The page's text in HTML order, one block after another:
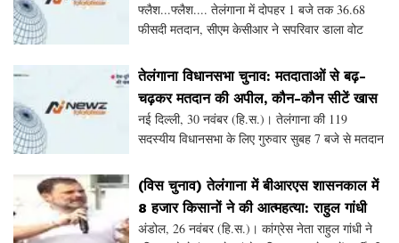
फ्लैश...फ्लैश.... तेलंगाना में दोपहर 1 बजे तक 36.68
फीसदी मतदान, सीएम केसीआर ने सपरिवार डाला वोट
तेलंगाना विधानसभा चुनाव: मतदाताओं से बढ़-
चढ़कर मतदान की अपील, कौन-कौन सीटें खास
नई दिल्ली, 30 नवंबर (हि.स.)। तेलंगाना की 119
सदस्यीय विधानसभा के लिए गुरुवार सुबह 7 बजे से मतदान
उतरे 2290 उम्मीदवारों की चुनावी किस्मत का फैसला क
(विस चुनाव) तेलंगाना में बीआरएस शासनकाल में
8 हजार किसानों ने की आत्महत्या: राहुल गांधी
अंडोल, 26 नवंबर (हि.स.)। कांग्रेस नेता राहुल गांधी ने